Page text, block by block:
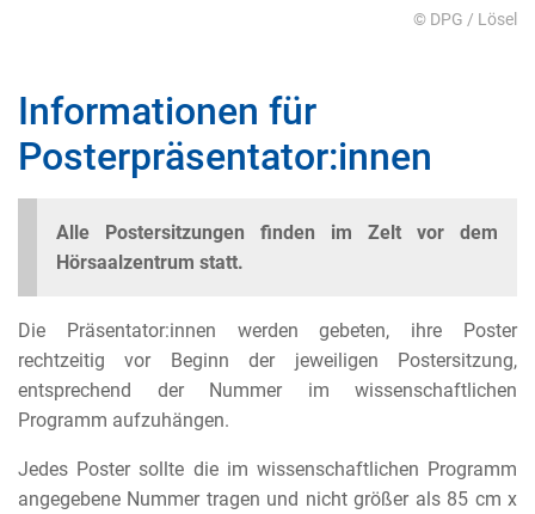
© DPG / Lösel
Informationen für
Posterpräsentator:innen
Alle Postersitzungen finden im Zelt vor dem
Hörsaalzentrum statt.
Die Präsentator:innen werden gebeten, ihre Poster
rechtzeitig vor Beginn der jeweiligen Postersitzung,
entsprechend der Nummer im wissenschaftlichen
Programm aufzuhängen.
Jedes Poster sollte die im wissenschaftlichen Programm
angegebene Nummer tragen und nicht größer als 85 cm x